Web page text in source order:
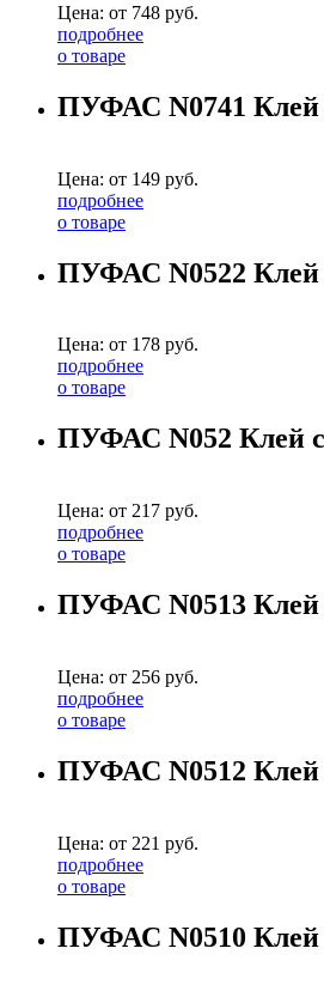
Цена: от 748 руб.
подробнее
о товаре
ПУФАС N0741 Клей
Цена: от 149 руб.
подробнее
о товаре
ПУФАС N0522 Клей
Цена: от 178 руб.
подробнее
о товаре
ПУФАС N052 Клей
Цена: от 217 руб.
подробнее
о товаре
ПУФАС N0513 Клей
Цена: от 256 руб.
подробнее
о товаре
ПУФАС N0512 Клей
Цена: от 221 руб.
подробнее
о товаре
ПУФАС N0510